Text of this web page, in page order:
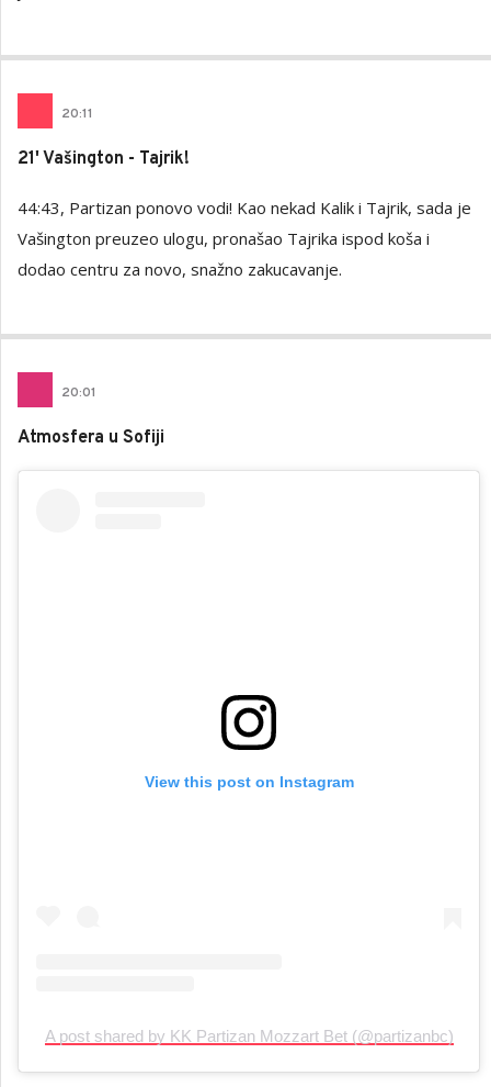
20:11
21' Vašington - Tajrik!
44:43, Partizan ponovo vodi! Kao nekad Kalik i Tajrik, sada je
Vašington preuzeo ulogu, pronašao Tajrika ispod koša i
dodao centru za novo, snažno zakucavanje.
20:01
Atmosfera u Sofiji
View this post on Instagram
A post shared by KK Partizan Mozzart Bet (@partizanbc)